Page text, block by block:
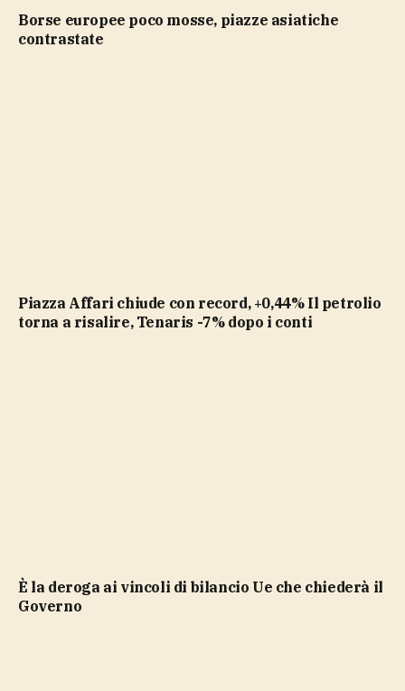
Borse europee poco mosse, piazze asiatiche
contrastate
Piazza Affari chiude con record, +0,44% Il petrolio
torna a risalire, Tenaris -7% dopo i conti
è la deroga ai vincoli di bilancio Ue che chiederà il
Governo